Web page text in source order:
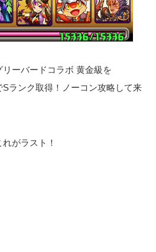
ーバードコラボ 黄金級を
ランク取得！ノーコン攻略して来
がラスト！